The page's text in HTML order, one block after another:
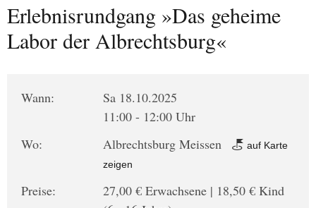
Erlebnisrundgang »Das geheime
Labor der Albrechtsburg«
Wann:
Sa 18.10.2025
11:00 - 12:00 Uhr
Wo:
Albrechtsburg Meissen
auf Karte
zeigen
Preise:
27,00 € Erwachsene | 18,50 € Kind